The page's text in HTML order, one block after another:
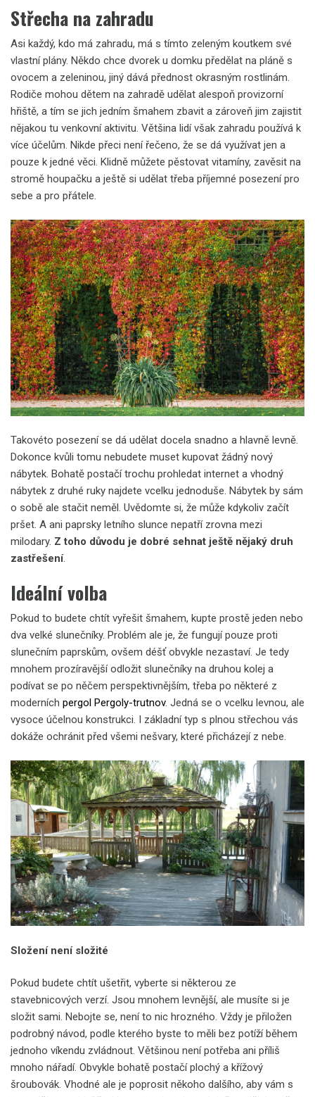
Střecha na zahradu
Asi každý, kdo má zahradu, má s tímto zeleným koutkem své
vlastní plány. Někdo chce dvorek u domku předělat na pláně s
ovocem a zeleninou, jiný dává přednost okrasným rostlinám.
Rodiče mohou dětem na zahradě udělat alespoň provizorní
hřiště, a tím se jich jedním šmahem zbavit a zároveň jim zajistit
nějakou tu venkovní aktivitu. Většina lidí však zahradu používá k
více účelům. Nikde přeci není řečeno, že se dá využívat jen a
pouze k jedné věci. Klidně můžete pěstovat vitamíny, zavěsit na
stromě houpačku a ještě si udělat třeba příjemné posezení pro
sebe a pro přátele.
Takovéto posezení se dá udělat docela snadno a hlavně levně.
Dokonce kvůli tomu nebudete muset kupovat žádný nový
nábytek. Bohatě postačí trochu prohledat internet a vhodný
nábytek z druhé ruky najdete vcelku jednoduše. Nábytek by sám
o sobě ale stačit neměl. Uvědomte si, že může kdykoliv začít
pršet. A ani paprsky letního slunce nepatří zrovna mezi
milodary. Z toho důvodu je dobré sehnat ještě nějaký druh
zastřešení.
Ideální volba
Pokud to budete chtít vyřešit šmahem, kupte prostě jeden nebo
dva velké slunečníky. Problém ale je, že fungují pouze proti
slunečním paprskům, ovšem déšť obvykle nezastaví. Je tedy
mnohem prozíravější odložit slunečníky na druhou kolej a
podívat se po něčem perspektivnějším, třeba po některé z
moderních pergol Pergoly-trutnov. Jedná se o vcelku levnou, ale
vysoce účelnou konstrukci. I základní typ s plnou střechou vás
dokáže ochránit před všemi nešvary, které přicházejí z nebe.
Složení není složité
Pokud budete chtít ušetřit, vyberte si některou ze
stavebnicových verzí. Jsou mnohem levnější, ale musíte si je
složit sami. Nebojte se, není to nic hrozného. Vždy je přiložen
podrobný návod, podle kterého byste to měli bez potíží během
jednoho víkendu zvládnout. Většinou není potřeba ani příliš
mnoho nářadí. Obvykle bohatě postačí plochý a křížový
šroubovák. Vhodné ale je poprosit někoho dalšího, aby vám s